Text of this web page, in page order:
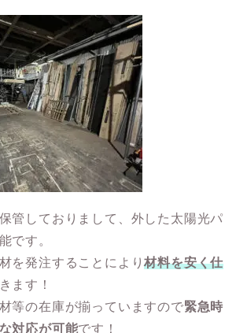
管しておりまして、外した太陽光パ
です。
を発注することにより材料を安く仕
ます！
等の在庫が揃っていますので緊急時
対応が可能です！